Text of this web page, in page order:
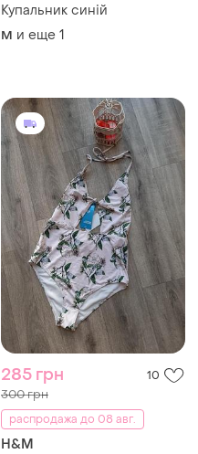
Купальник синій
M и еще 1
285 грн 10
300 грн
распродажа до 08 авг.
H&M